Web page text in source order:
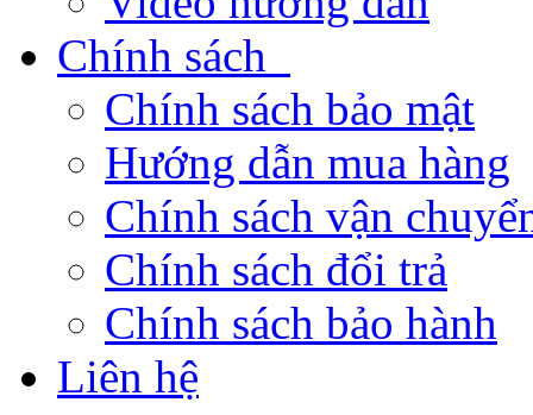
Chính sách
Chính sách bảo mật
Hướng dẫn mua hàng
Chính sách vận
Chính sách đổi trả
Chính sách bảo hành
Liên hệ